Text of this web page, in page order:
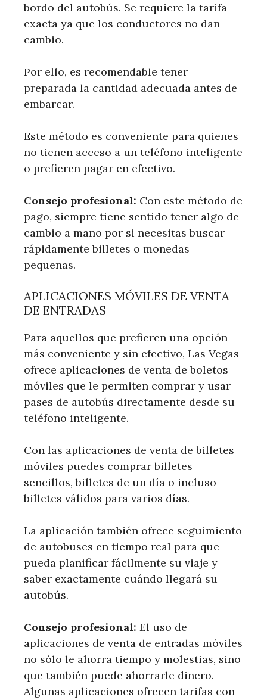
bordo del autobús. Se requiere la tarifa
exacta ya que los conductores no dan
cambio.
Por ello, es recomendable tener
preparada la cantidad adecuada antes de
embarcar.
Este método es conveniente para quienes
no tienen acceso a un teléfono inteligente
o prefieren pagar en efectivo.
Consejo profesional: Con este método de
pago, siempre tiene sentido tener algo de
cambio a mano por si necesitas buscar
rápidamente billetes o monedas
pequeñas.
APLICACIONES MÓVILES DE VENTA
DE ENTRADAS
Para aquellos que prefieren una opción
más conveniente y sin efectivo, Las Vegas
ofrece aplicaciones de venta de boletos
móviles que le permiten comprar y usar
pases de autobús directamente desde su
teléfono inteligente.
Con las aplicaciones de venta de billetes
móviles puedes comprar billetes
sencillos, billetes de un día o incluso
billetes válidos para varios días.
La aplicación también ofrece seguimiento
de autobuses en tiempo real para que
pueda planificar fácilmente su viaje y
saber exactamente cuándo llegará su
autobús.
Consejo profesional: El uso de
aplicaciones de venta de entradas móviles
no sólo le ahorra tiempo y molestias, sino
que también puede ahorrarle dinero.
Algunas aplicaciones ofrecen tarifas con